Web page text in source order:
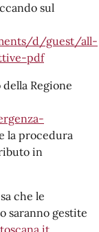
sul
d/guest/all-
pdf
Regione
la procedura
in
che le
saranno gestite